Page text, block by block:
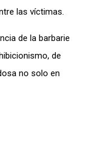
las víctimas.
de la barbarie
de
no solo en